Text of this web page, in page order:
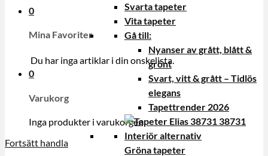
0
Mina Favoriter
Du har inga artiklar i din onskelista.
0
Varukorg
Inga produkter i varukorgen.
Fortsätt handla
Svarta tapeter
Vita tapeter
Gå till:
Nyanser av grått, blått &
grönt
Svart, vitt & grått – Tidlös
elegans
Tapettrender 2026
Gröna tapeter